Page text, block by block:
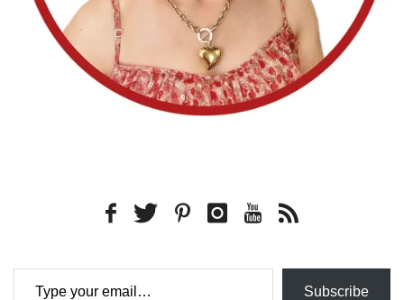
Type your email…
Subscribe